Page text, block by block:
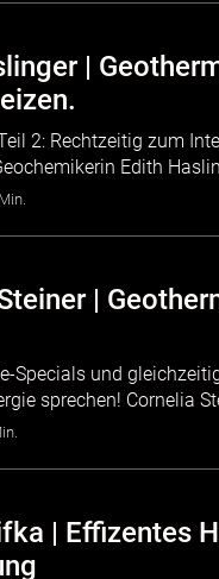
|
2: Rechtzeitig zum
Edith
|
Specials und
sprechen! Cornelia
| Effizentes